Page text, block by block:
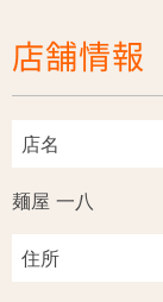
店舗情報
店名
麺屋 一八
住所